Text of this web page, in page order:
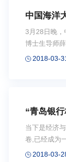
中国海洋
做学术报
3月28日晚，
博士生导师
2018-03-
“青岛银
自媒体大
当下是经济
卷,已经成为
2018-03-